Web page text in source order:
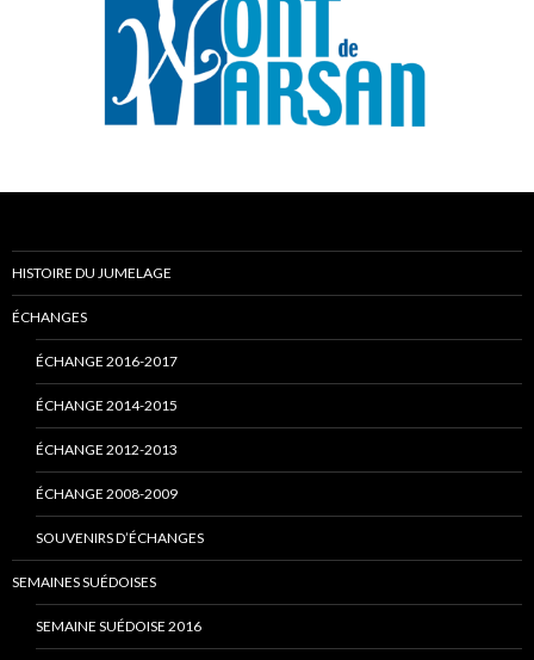
HISTOIRE DU JUMELAGE
ÉCHANGES
ÉCHANGE 2016-2017
ÉCHANGE 2014-2015
ÉCHANGE 2012-2013
ÉCHANGE 2008-2009
SOUVENIRS D’ÉCHANGES
SEMAINES SUÉDOISES
SEMAINE SUÉDOISE 2016